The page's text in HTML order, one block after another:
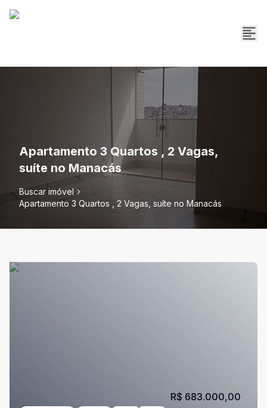
Apartamento 3 Quartos , 2 Vagas,
suíte no Manacás
Buscar imóvel
Apartamento 3 Quartos , 2 Vagas, suíte no Manacás
R$ 683.000,00